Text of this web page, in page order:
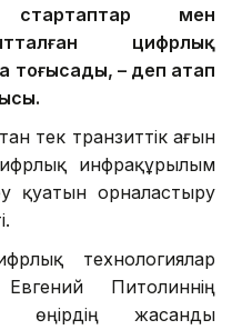
стартаптар мен
цифрлық
тоғысады, – деп атап
тек транзиттік ағын
инфрақұрылым
қуатын орналастыру
технологиялар
Питолиннің
өңірдің жасанды